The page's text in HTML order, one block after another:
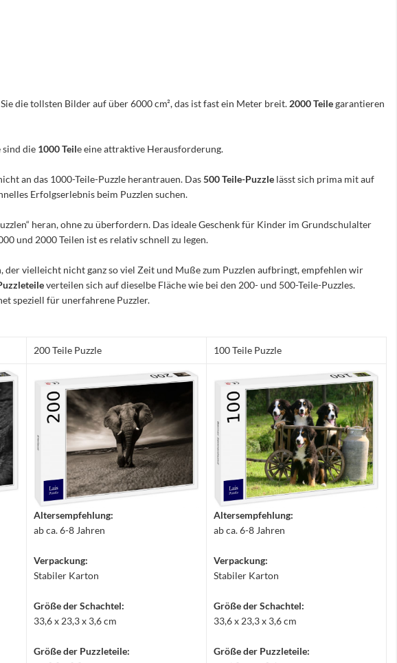
die tollsten Bilder auf über 6000 cm², das ist fast ein Meter breit. 2000 Teilegarantieren
sind die 1000 Teile eine attraktive Herausforderung.
an das 1000-Teile-Puzzle herantrauen. Das500 Teile-Puzzle lässt sich prima mit auf
Erfolgserlebnis beim Puzzlen suchen.
heran, ohne zu überfordern. Das ideale Geschenk für Kinder im Grundschulalter
und 2000 Teilen ist es relativ schnell zu legen.
der vielleicht nicht ganz so viel Zeit und Muße zum Puzzlen aufbringt, empfehlen wir
verteilen sich auf dieselbe Fläche wie bei den 200- und 500-Teile-Puzzles.
speziell für unerfahrene Puzzler.
200 Teile Puzzle 100 Teile Puzzle
Altersempfehlung:
ab ca. 6-8 Jahren
Verpackung:
Stabiler Karton
Größe der Schachtel:
33,6 x 23,3 x 3,6 cm
Größe der Puzzleteile:
Altersempfehlung:
ab ca. 6-8 Jahren
Verpackung:
Stabiler Karton
Größe der Schachtel:
33,6 x 23,3 x 3,6 cm
Größe der Puzzleteile: